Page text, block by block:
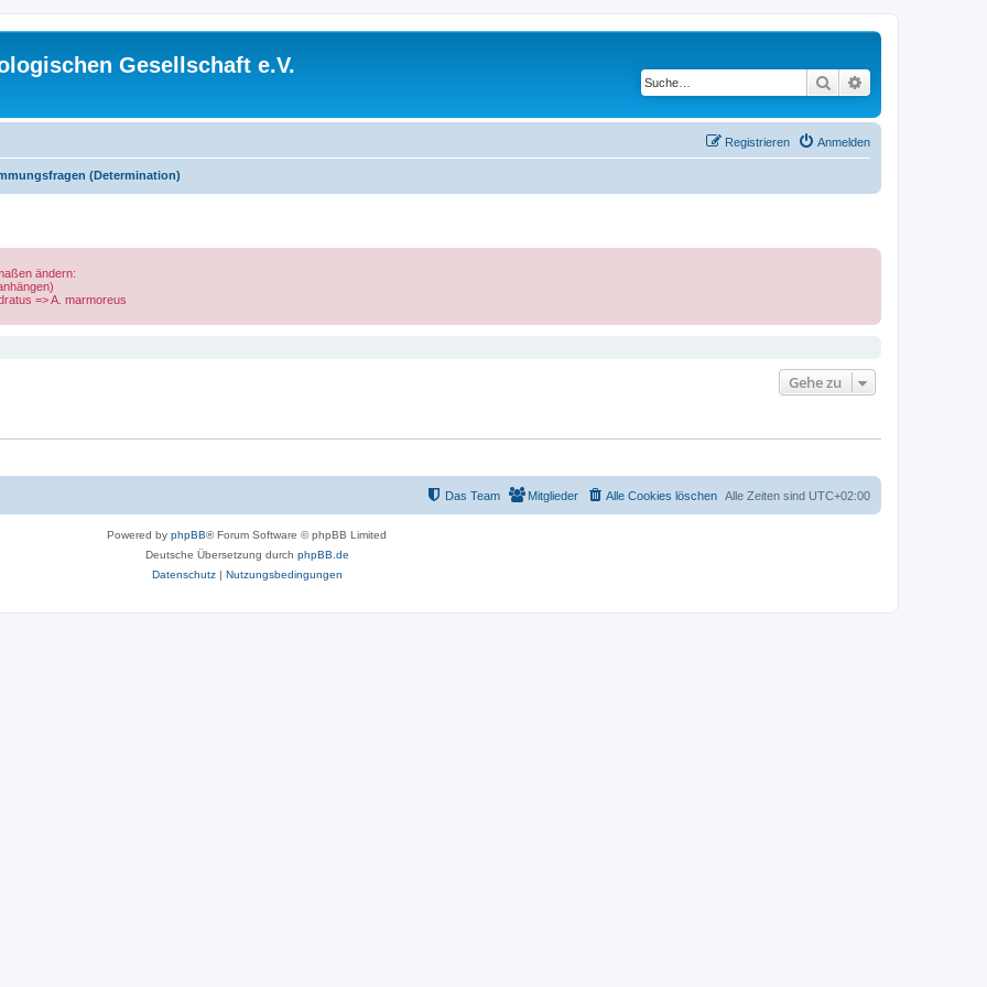
Gesellschaft e.V.
Suche
Anmelden
Registrieren
(Determination)
ändern:
=> A. marmoreus
Gehe zu
Alle Zeiten sind UTC+02:00
Alle Cookies löschen
Mitglieder
Das Team
Powered by phpBB® Forum Software © phpBB Limited
Deutsche Übersetzung durch phpBB.de
Datenschutz| Nutzungsbedingungen